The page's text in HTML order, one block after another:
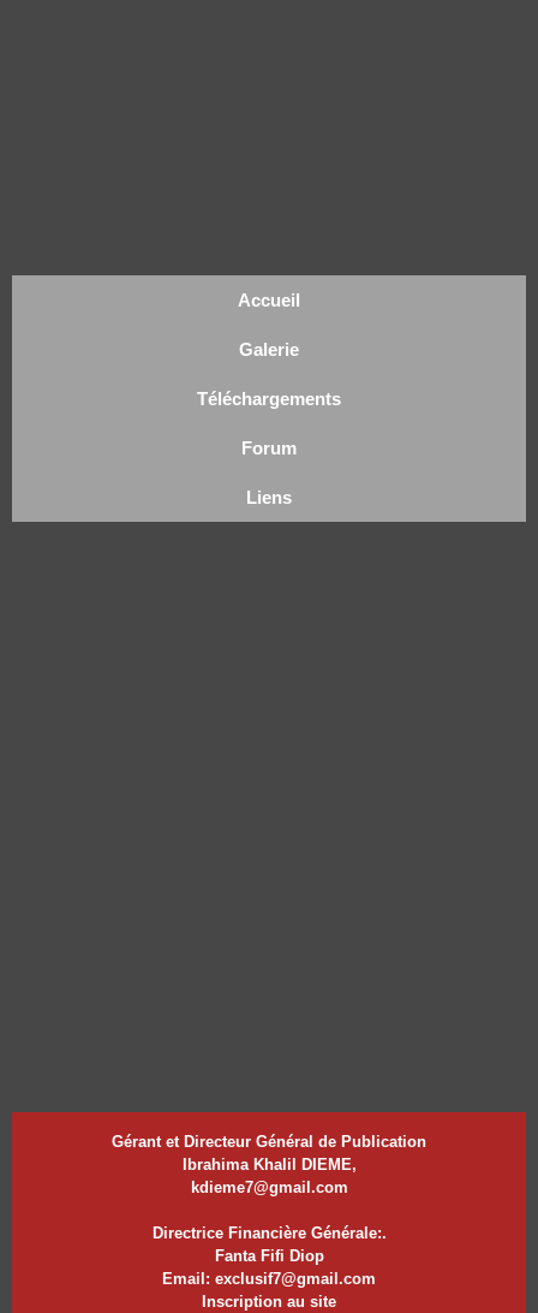
Accueil
Galerie
Téléchargements
Forum
Liens
Gérant et Directeur Général de Publication
Ibrahima Khalil DIEME,
kdieme7@gmail.com
Directrice Financière Générale:.
Fanta Fifi Diop
Email: exclusif7@gmail.com
Inscription au site